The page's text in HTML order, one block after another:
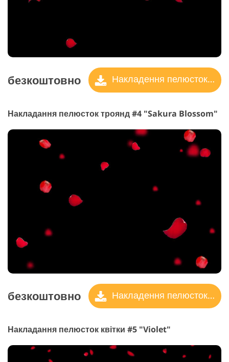
безкоштовно Накладення пелюсток троянд
Накладання пелюсток троянд #4 "Sakura Blossom"
безкоштовно Накладення пелюсток троянд
Накладання пелюсток квітки #5 "Violet"